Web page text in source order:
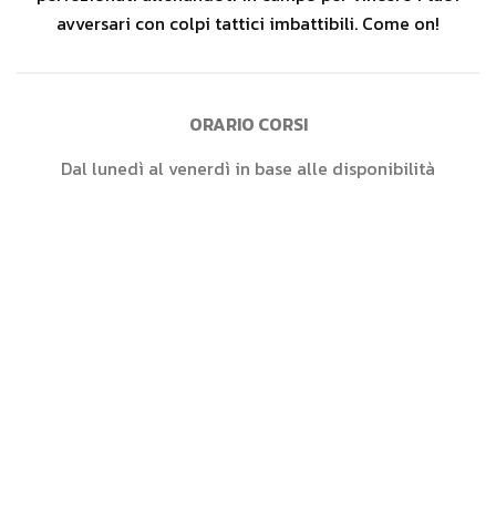
avversari con colpi tattici imbattibili. Come on!
ORARIO CORSI
Dal lunedì al venerdì in base alle disponibilità